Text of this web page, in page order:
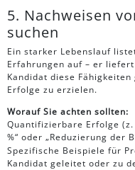
5. Nachweisen
suchen
Ein starker Lebenslauf
Erfahrungen auf – er
Kandidat diese
Erfolge zu erzielen.
Worauf Sie achten sollten:
Quantifizierbare Erfolge (z.
%“ oder „Reduzierung der
Spezifische Beispiele für
Kandidat geleitet oder zu